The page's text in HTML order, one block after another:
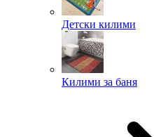
Детски килими
Килими за баня